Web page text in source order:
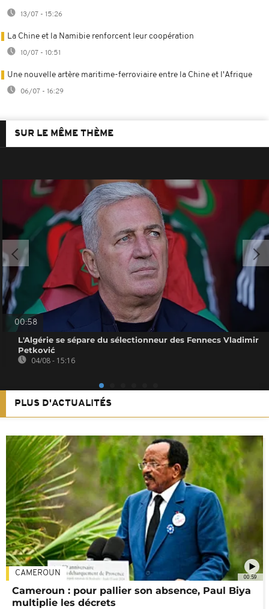
13/07 - 15:26
La Chine et la Namibie renforcent leur coopération
10/07 - 10:51
Une nouvelle artère maritime-ferroviaire entre la Chine et l'Afrique
06/07 - 16:29
SUR LE MÊME THÈME
00:58
L'Algérie se sépare du sélectionneur des Fennecs Vladimir
Petković
04/08 - 15:16
PLUS D'ACTUALITÉS
00:59
CAMEROUN
Cameroun : pour pallier son absence, Paul Biya
multiplie les décrets